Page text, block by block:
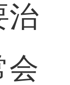
治
会